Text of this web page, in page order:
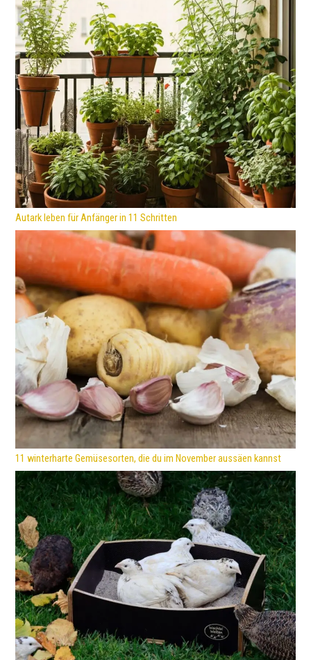
Autark leben für Anfänger in 11 Schritten
11 winterharte Gemüsesorten, die du im November aussäen kannst